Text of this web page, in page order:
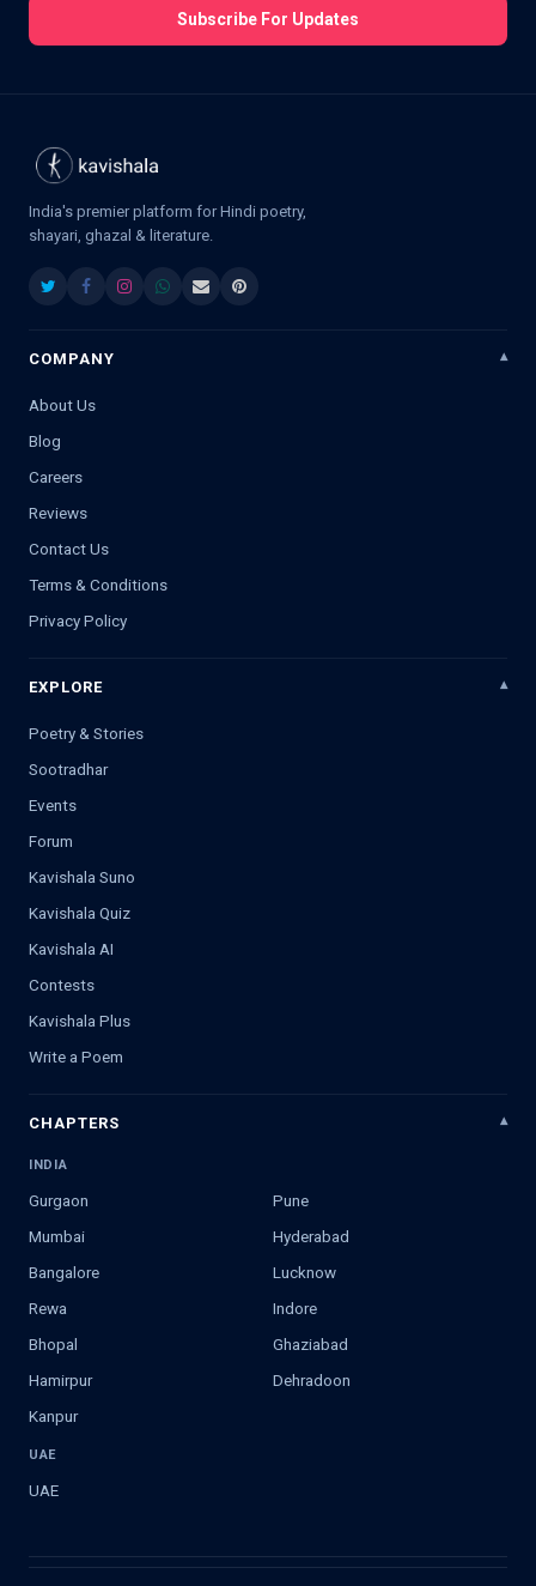
Subscribe For Updates
India's premier platform for Hindi poetry,
shayari, ghazal & literature.
COMPANY
About Us
Blog
Careers
Reviews
Contact Us
Terms & Conditions
Privacy Policy
EXPLORE
Poetry & Stories
Sootradhar
Events
Forum
Kavishala Suno
Kavishala Quiz
Kavishala AI
Contests
Kavishala Plus
Write a Poem
CHAPTERS
INDIA
Gurgaon
Pune
Mumbai
Hyderabad
Bangalore
Lucknow
Rewa
Indore
Bhopal
Ghaziabad
Hamirpur
Dehradoon
Kanpur
UAE
UAE